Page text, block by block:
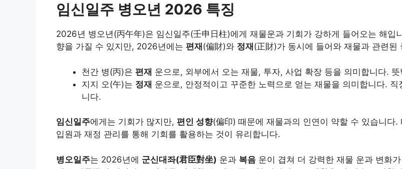
임신일주 병오년 2026 특징
2026년 병오년(丙午年)은 임신일주(壬申日柱)에게 재물운과 기회가 강하게 들어오는 해입
향을 가질 수 있지만, 2026년에는 편재 (偏財)와 정재 (正財)가 동시에 들어와 재물과 관련
천간 병(丙)은 편재 운으로, 외부에서 오는 재물, 투자, 사업 확장 등을 의미합니다.
지지 오(午)는 정재 운으로, 안정적이고 꾸준한 노력으로 얻는 재물을 의미합니다.
니다.
임신일주에게는 기회가 많지만, 편인 성향(偏印) 때문에 재물과의 인연이 약할 수 있습니다
입원과 재정 관리를 통해 기회를 활용하는 것이 유리합니다.
병오일주는 2026년에 군신대좌(君臣對坐) 운과 복음 운이 겹쳐 더 강력한 재물 운과 변화